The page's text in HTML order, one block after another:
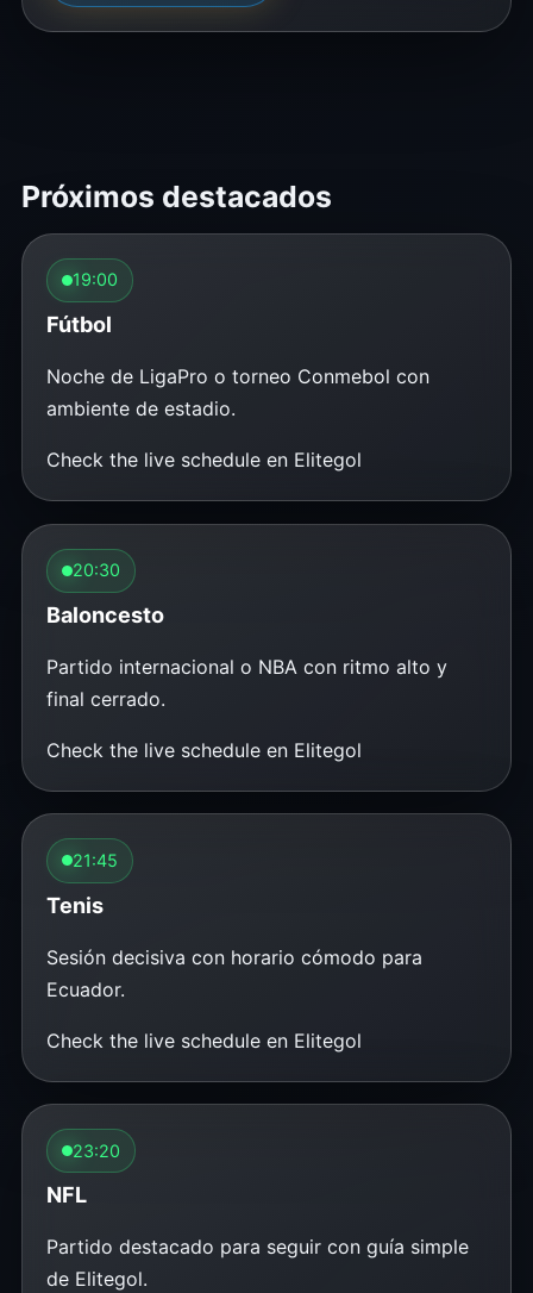
Próximos destacados
19:00
Fútbol
Noche de LigaPro o torneo Conmebol con
ambiente de estadio.
Check the live schedule en Elitegol
20:30
Baloncesto
Partido internacional o NBA con ritmo alto y
final cerrado.
Check the live schedule en Elitegol
21:45
Tenis
Sesión decisiva con horario cómodo para
Ecuador.
Check the live schedule en Elitegol
23:20
NFL
Partido destacado para seguir con guía simple
de Elitegol.